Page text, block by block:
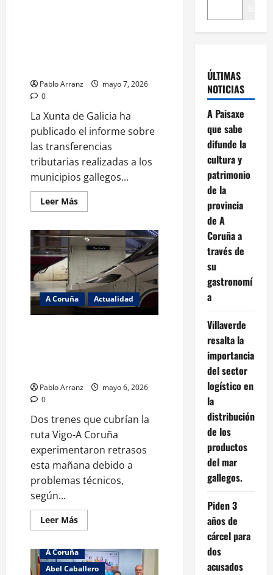
Pablo Arranz
mayo 7, 2026
0
La Xunta de Galicia ha
publicado el informe sobre
las transferencias
tributarias realizadas a los
municipios gallegos...
Leer MásLeer
más
La
conselleira
destaca
la
rebaja
en
la
tributación
del
contrato
A Coruña Actualidad
Pablo Arranz
mayo 6, 2026
0
Dos trenes que cubrían la
ruta Vigo-A Coruña
experimentaron retrasos
esta mañana debido a
problemas técnicos,
según...
Leer MásLeer
más
Incidencias
técnicas
en
A Coruña
Abel Caballero
ÚLTIMAS
NOTICIAS
A Paisaxe
que sabe
difunde la
cultura y
patrimonio
de la
provincia
de A
Coruña a
través de
su
gastronomí
a
Villaverde
resalta la
importancia
del sector
logístico en
la
distribución
de los
productos
del mar
gallegos.
Piden 3
años de
cárcel para
dos
acusados